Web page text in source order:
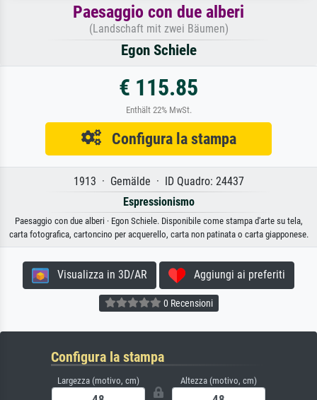
Paesaggio con due alberi
(Landschaft mit zwei Bäumen)
Egon Schiele
€ 115.85
Enthält 22% MwSt.
Configura la stampa
1913 · Gemälde · ID Quadro: 24437
Espressionismo
Paesaggio con due alberi · Egon Schiele. Disponibile come stampa d'arte su tela,
carta fotografica, cartoncino per acquerello, carta non patinata o carta giapponese.
Visualizza in 3D/AR Aggiungi ai preferiti
0 Recensioni
Configura la stampa
Largezza (motivo, cm) Altezza (motivo, cm)